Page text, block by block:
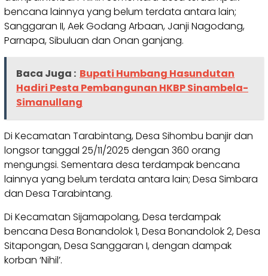
bencana lainnya yang belum terdata antara lain;
Sanggaran II, Aek Godang Arbaan, Janji Nagodang,
Parnapa, Sibuluan dan Onan ganjang.
Baca Juga : Bupati Humbang Hasundutan
Hadiri Pesta Pembangunan HKBP Sinambela-
Simanullang
Di Kecamatan Tarabintang, Desa Sihombu banjir dan
longsor tanggal 25/11/2025 dengan 360 orang
mengungsi. Sementara desa terdampak bencana
lainnya yang belum terdata antara lain; Desa Simbara
dan Desa Tarabintang.
Di Kecamatan Sijamapolang, Desa terdampak
bencana Desa Bonandolok 1, Desa Bonandolok 2, Desa
Sitapongan, Desa Sanggaran I, dengan dampak
korban ‘Nihil’.